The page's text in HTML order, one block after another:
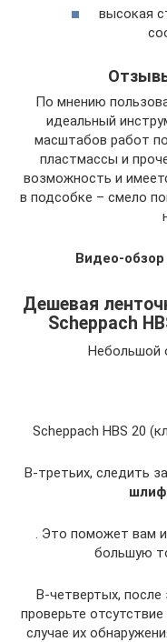
высокая
По мнению
идеальный
масштабов работ
пластмассы и
возможность и
в подсобке – смело
Видео-
Дешевая
Scheppach
Небольшой
Scheppach HBS 20
В-третьих, следить
. Это поможет вам
большую
В-четвертых,
проверьте
случае их